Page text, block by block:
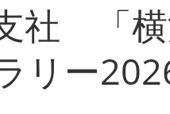
社 「
リー